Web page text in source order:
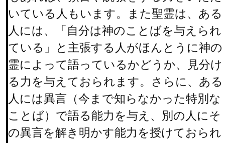
いている人もいます。また聖霊は、ある
人には、「自分は神のことばを与えられ
ている」と主張する人がほんとうに神の
霊によって語っているかどうか、見分け
る力を与えておられます。さらに、ある
人には異言（今まで知らなかった特別な
ことば）で語る能力を与え、別の人にそ
の異言を解き明かす能力を授けておられ